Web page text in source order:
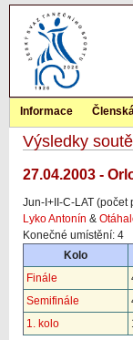
Informace
Výsledky
27.04.2003 -
Jun-I+II-C-LAT (počet
Lyko Antonín &
Konečné umístění: 4
Kolo
Finále
Semifinále
1. kolo